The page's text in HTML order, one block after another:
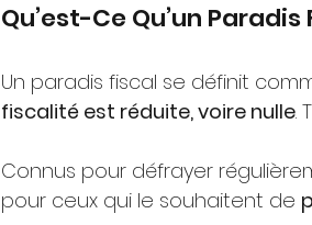
Qu’est-Ce Qu’un Paradis
Un paradis fiscal se définit
fiscalité est réduite, voire nulle.
Connus pour défrayer
pour ceux qui le souhaitent de